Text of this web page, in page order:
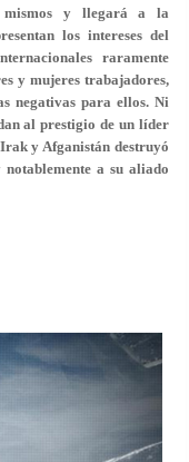
mismos y llegará a la
los intereses del
raramente
y mujeres trabajadores,
negativas para ellos. Ni
al prestigio de un líder
y Afganistán destruyó
a su aliado